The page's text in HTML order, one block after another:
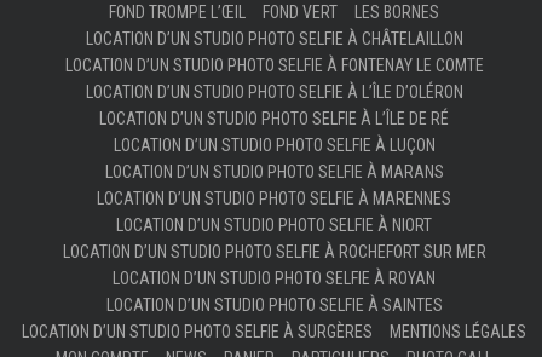
FOND TROMPE L’ŒIL
FOND VERT
LES BORNES
LOCATION D’UN STUDIO PHOTO SELFIE À CHÂTELAILLON
LOCATION D’UN STUDIO PHOTO SELFIE À FONTENAY LE COMTE
LOCATION D’UN STUDIO PHOTO SELFIE À L’ÎLE D’OLÉRON
LOCATION D’UN STUDIO PHOTO SELFIE À L’ÎLE DE RÉ
LOCATION D’UN STUDIO PHOTO SELFIE À LUÇON
LOCATION D’UN STUDIO PHOTO SELFIE À MARANS
LOCATION D’UN STUDIO PHOTO SELFIE À MARENNES
LOCATION D’UN STUDIO PHOTO SELFIE À NIORT
LOCATION D’UN STUDIO PHOTO SELFIE À ROCHEFORT SUR MER
LOCATION D’UN STUDIO PHOTO SELFIE À ROYAN
LOCATION D’UN STUDIO PHOTO SELFIE À SAINTES
LOCATION D’UN STUDIO PHOTO SELFIE À SURGÈRES
MENTIONS LÉGALES